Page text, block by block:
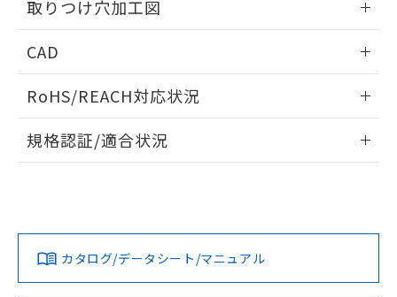
取りつけ穴加工図
CAD
ドすることができます。
ログイン/会員登録
ダウンロードデータをご利用いただく前に、以下を必ずお読
みください。
ソフトウェアの使用条件
RoHS/REACH対応状況
EU RoHS 注意事項・凡例
対応済み
規格認証/適合状況
カタログ/データシート/マニュアル
す。